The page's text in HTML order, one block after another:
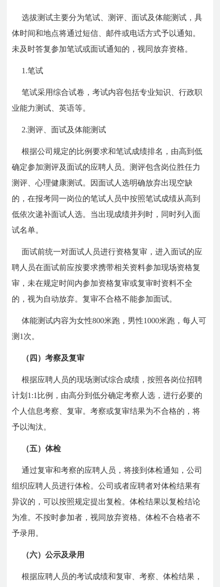
选拔测试主要分为笔试、测评、面试及体能测试，具
体时间和地点将通过短信、邮件或电话方式予以通知。
未及时答复参加笔试或面试通知的，视同放弃资格。
1.笔试
笔试采用综合试卷，考试内容包括专业知识、行政职
业能力测试、英语等。
2.测评、面试及体能测试
根据公司规定的比例要求和笔试成绩排名，由高到低
确定参加测评及面试的应聘人员。测评包含岗位胜任力
测评、心理健康测试。因面试人选明确放弃出现空缺
的，在报考同一岗位的笔试人员中按照笔试成绩从高到
低依次递补面试人选。当出现成绩并列时，同时列入面
试名单。
面试前统一对面试人员进行资格复审，进入面试的应
聘人员在面试前应按要求携带相关资料参加现场资格复
审，未在规定时间内参加资格复审或复审时资料不全
的，视为自动放弃。复审不合格不能参加面试。
体能测试内容为女性800米跑，男性1000米跑，每人可
测1次。
（四）考察及复审
根据应聘人员的现场测试综合成绩，按照各岗位招聘
计划1:1比例，由高分到低分确定考察人选，进行必要的
个人信息考察、复审。考察或复审结果为不合格的，将
予以淘汰。
（五）体检
通过复审和考察的应聘人员，将接到体检通知，公司
组织应聘人员进行体检。公司或者应聘者对体检结果有
异议的，可以按照规定提出复检。体检结果以复检结论
为准。不按时参加者，视同放弃资格。体检不合格者不
予录用。
（六）公示及录用
根据应聘人员的考试成绩和复审、考察、体检结果，